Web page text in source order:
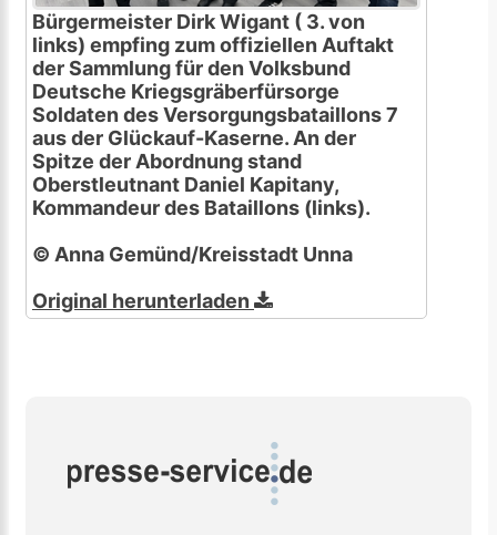
Bürgermeister Dirk Wigant ( 3. von
links) empfing zum offiziellen Auftakt
der Sammlung für den Volksbund
Deutsche Kriegsgräberfürsorge
Soldaten des Versorgungsbataillons 7
aus der Glückauf-Kaserne. An der
Spitze der Abordnung stand
Oberstleutnant Daniel Kapitany,
Kommandeur des Bataillons (links).
© Anna Gemünd/Kreisstadt Unna
Original herunterladen